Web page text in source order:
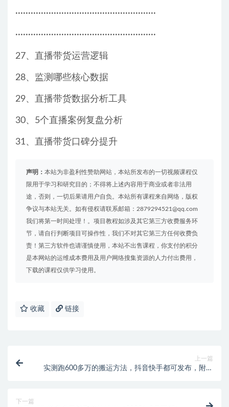
·······················································
·······················································
27、直播带货运营逻辑
28、监测哪些核心数据
29、直播带货数据分析工具
30、5个直播案例复盘分析
31、直播带货口碑分提升
声明： 本站为非盈利性赞助网站，本站所发布的一切视频课程仅
限用于学习和研究目的；不得将上述内容用于商业或者非法用
途，否则，一切后果请用户自负。本站所有课程来自网络，版权
争议与本站无关。如有侵权请联系邮箱：2879294521@qq.com
我们将第一时间处理！。项目教程如涉及其它第三方收费服务环
节，请自行判断项目可操作性，我们不对其它第三方任何收费负
责！第三方软件也请谨慎使用，本站不出售课程，你支付的积分
是本网站的运维成本费用及用户网络搜集资源的人力付出费用，
下载的课程仅供学习使用。
收藏 链接
上一篇
实测跑600多万的搬运方法，抖音快手都可发布，附软
下一篇